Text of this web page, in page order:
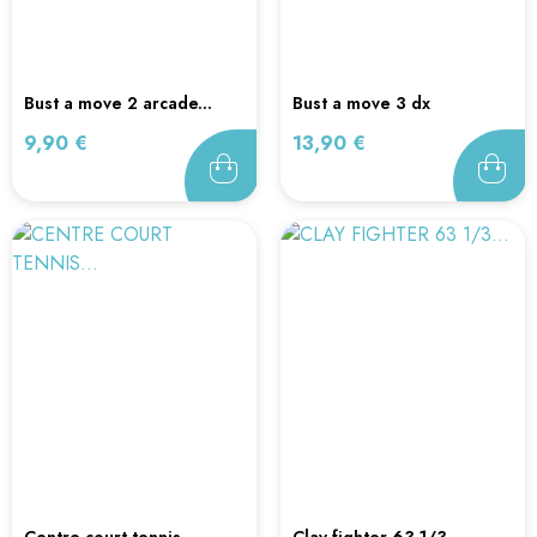
bust a move 2 arcade...
Prix
9,90 €
bust a move 3 dx
Prix
13,90 €